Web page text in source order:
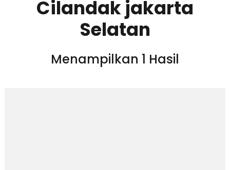
Cilandak jakarta
Selatan
Menampilkan 1 Hasil